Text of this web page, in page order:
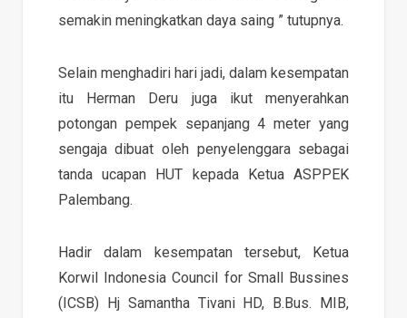
semakin meningkatkan daya saing ” tutupnya.
Selain menghadiri hari jadi, dalam kesempatan
itu Herman Deru juga ikut menyerahkan
potongan pempek sepanjang 4 meter yang
sengaja dibuat oleh penyelenggara sebagai
tanda ucapan HUT kepada Ketua ASPPEK
Palembang.
Hadir dalam kesempatan tersebut, Ketua
Korwil Indonesia Council for Small Bussines
(ICSB) Hj Samantha Tivani HD, B.Bus. MIB,